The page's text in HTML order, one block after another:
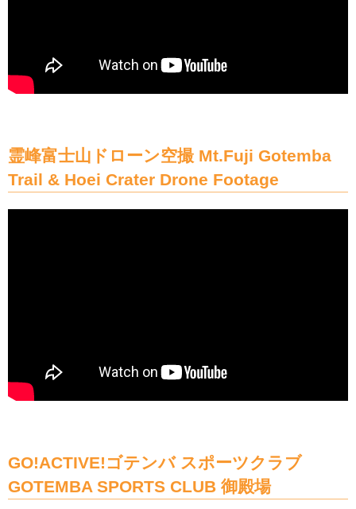
霊峰富士山ドローン空撮 Mt.Fuji Gotemba
Trail & Hoei Crater Drone Footage
GO!ACTIVE!ゴテンバ スポーツクラブ
GOTEMBA SPORTS CLUB 御殿場